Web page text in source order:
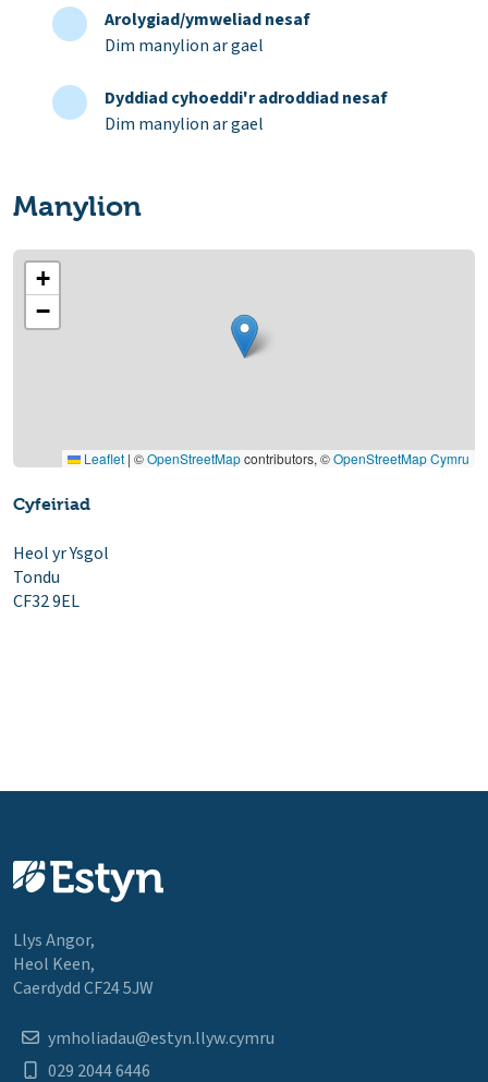
Arolygiad/ymweliad nesaf
Dim manylion ar gael
Dyddiad cyhoeddi'r adroddiad nesaf
Dim manylion ar gael
Manylion
+
−
Leaflet | ©OpenStreetMapcontributors, ©OpenStreetMap Cymru
Cyfeiriad
Heol yr Ysgol
Tondu
CF32 9EL
Llys Angor,
Heol Keen,
Caerdydd CF24 5JW
ymholiadau@estyn.llyw.cymru
029 2044 6446